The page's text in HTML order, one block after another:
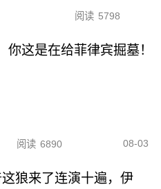
阅读 5798
这是在给菲律宾掘墓！
阅读 6890 08-03
狼来了连演十遍，伊